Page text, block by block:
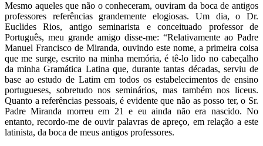
Mesmo aqueles que não o conheceram, ouviram da boca de antigos
professores referências grandemente elogiosas. Um dia, o Dr.
Euclides Rios, antigo seminarista e conceituado professor de
Português, meu grande amigo disse-me: “Relativamente ao Padre
Manuel Francisco de Miranda, ouvindo este nome, a primeira coisa
que me surge, escrito na minha memória, é tê-lo lido no cabeçalho
da minha Gramática Latina que, durante tantas décadas, serviu de
base ao estudo de Latim em todos os estabelecimentos de ensino
portugueses, sobretudo nos seminários, mas também nos liceus.
Quanto a referências pessoais, é evidente que não as posso ter, o Sr.
Padre Miranda morreu em 21 e eu ainda não era nascido. No
entanto, recordo-me de ouvir palavras de apreço, em relação a este
latinista, da boca de meus antigos professores.